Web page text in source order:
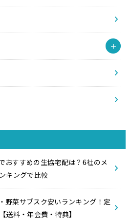
おすすめの生協宅配は？6社のメ
キングで比較
野菜サブスク安いランキング！定
送料・年会費・特典】